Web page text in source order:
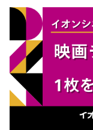
チケット購
チケットの購入は
お近くの劇
小樽